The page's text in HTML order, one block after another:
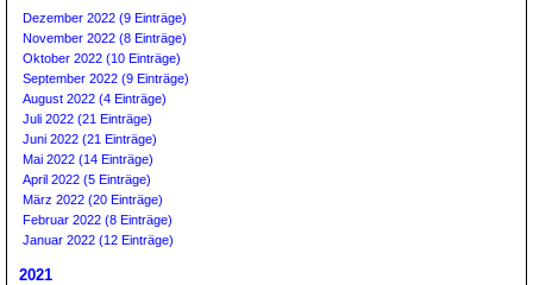
Dezember 2022 (9 Einträge)
November 2022 (8 Einträge)
Oktober 2022 (10 Einträge)
September 2022 (9 Einträge)
August 2022 (4 Einträge)
Juli 2022 (21 Einträge)
Juni 2022 (21 Einträge)
Mai 2022 (14 Einträge)
April 2022 (5 Einträge)
März 2022 (20 Einträge)
Februar 2022 (8 Einträge)
Januar 2022 (12 Einträge)
2021